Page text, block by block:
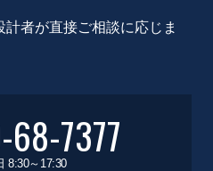
者が直接ご相談に応じま
68-7377
8:30～17:30